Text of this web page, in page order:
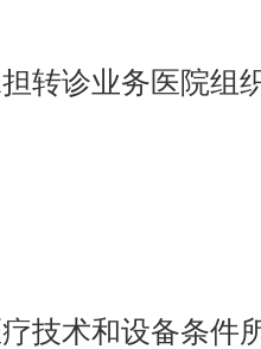
转诊业务医院组
技术和设备条件